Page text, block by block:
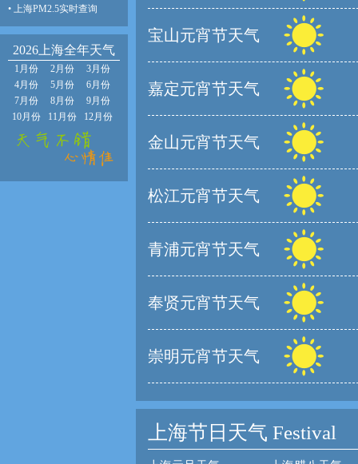
• 上海PM2.5实时查询
2026上海全年天气
1月份 2月份
3月份
4月份
5月份
6月份
7月份
8月份
9月份
10月份
11月份 12月份
宝山元宵节天气
嘉定元宵节天气
金山元宵节天气
松江元宵节天气
青浦元宵节天气
奉贤元宵节天气
崇明元宵节天气
上海节日天气 Festival